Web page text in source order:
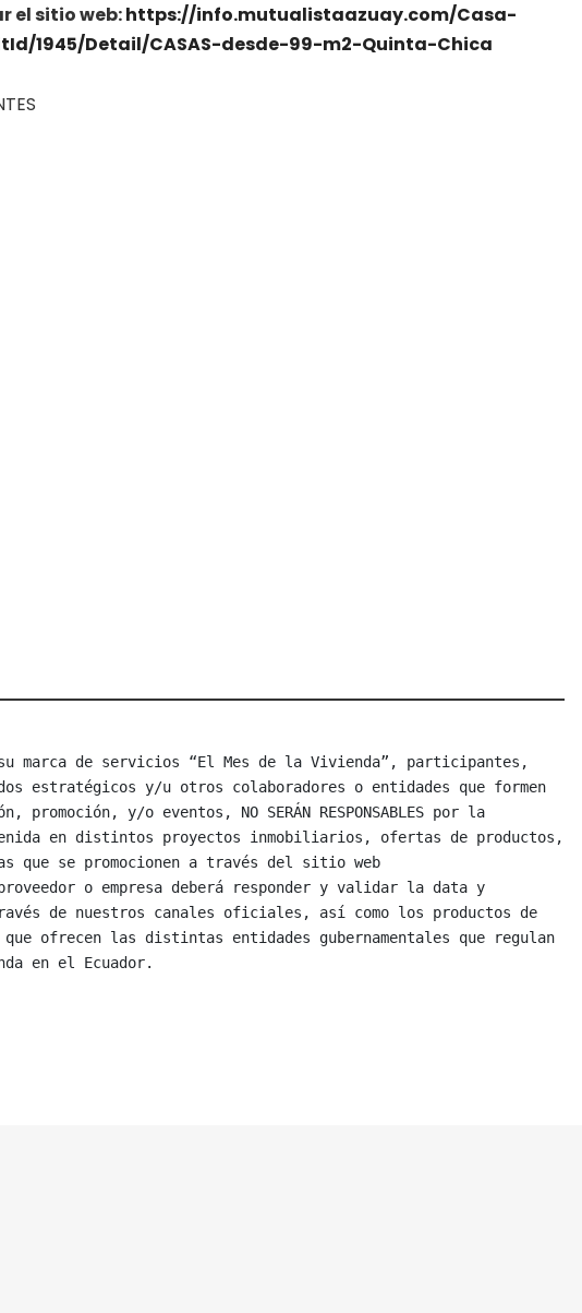
el sitio web:https://info.mutualistaazuay.com/Casa-
1945/Detail/CASAS-desde-99-m2-Quinta-Chica
marca de servicios “El Mes de la Vivienda”, participantes,
estratégicos y/u otros colaboradores o entidades que formen
y/o eventos, NO SERÁN RESPONSABLES por la
en distintos proyectos inmobiliarios, ofertas de productos,
que se promocionen a través del sitio web
proveedor o empresa deberá responder y validar la data y
de nuestros canales oficiales, así como los productos de
ofrecen las distintas entidades gubernamentales que regulan